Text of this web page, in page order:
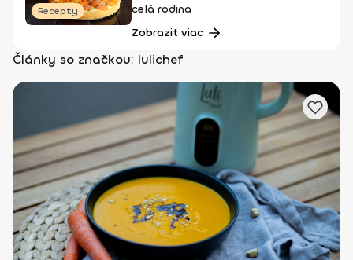
Recepty
celá rodina
Zobraziť viac
Články so značkou: lulichef